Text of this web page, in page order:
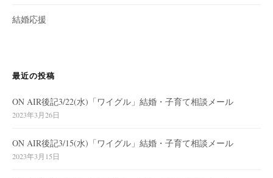
結婚応援
最近の投稿
ON AIR後記3/22(水)「ワイグル」結婚・子育て相談メール
2023年3月26日
ON AIR後記3/15(水)「ワイグル」結婚・子育て相談メール
2023年3月15日